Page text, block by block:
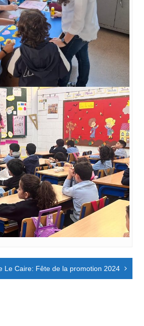
Le Caire: Fête de la promotion 2024